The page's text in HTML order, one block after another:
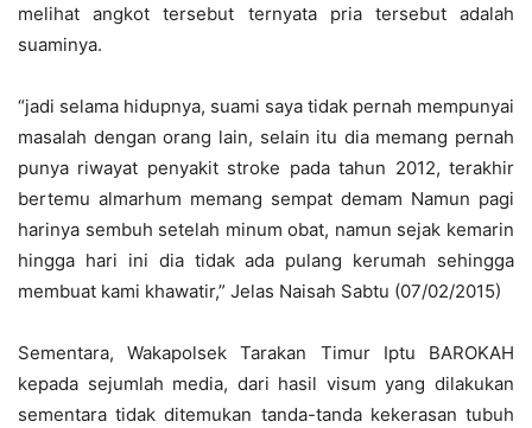
melihat angkot tersebut ternyata pria tersebut adalah
suaminya.
“jadi selama hidupnya, suami saya tidak pernah mempunyai
masalah dengan orang lain, selain itu dia memang pernah
punya riwayat penyakit stroke pada tahun 2012, terakhir
bertemu almarhum memang sempat demam Namun pagi
harinya sembuh setelah minum obat, namun sejak kemarin
hingga hari ini dia tidak ada pulang kerumah sehingga
membuat kami khawatir,” Jelas Naisah Sabtu (07/02/2015)
Sementara, Wakapolsek Tarakan Timur Iptu BAROKAH
kepada sejumlah media, dari hasil visum yang dilakukan
sementara tidak ditemukan tanda-tanda kekerasan tubuh